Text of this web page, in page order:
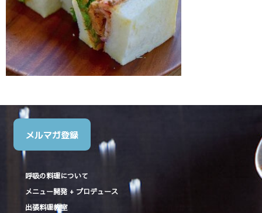
メルマガ登録
呼吸の料理について
メニュー開発 + プロデュース
出張料理教室